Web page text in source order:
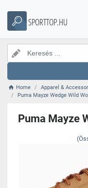
SPORTTOP.HU
Home Apparel &
Puma Mayze Wedge Wild
Puma Mayze